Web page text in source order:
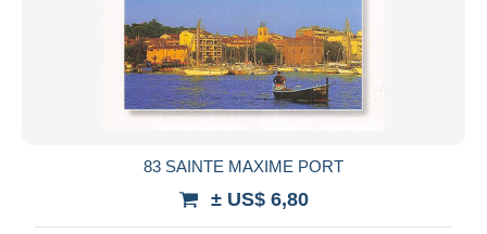
83 SAINTE MAXIME PORT
± US$ 6,80